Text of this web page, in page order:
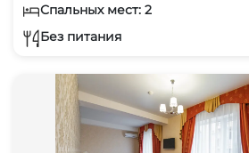
Спальных мест: 2
Без питания